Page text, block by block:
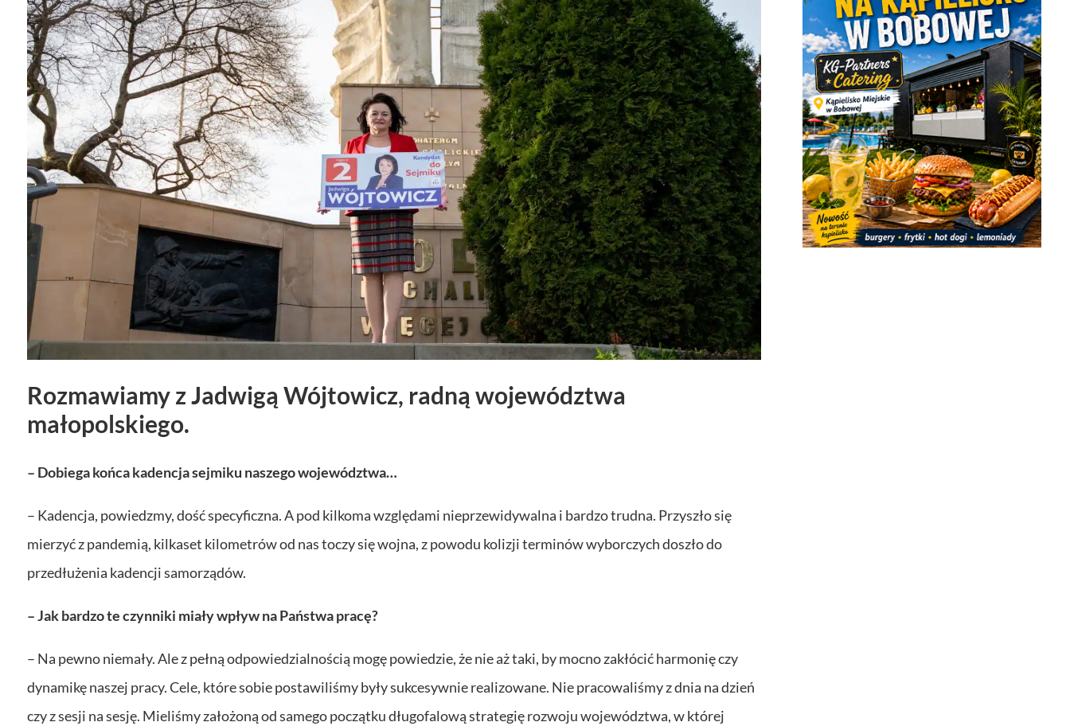
Rozmawiamy z Jadwigą Wójtowicz, radną województwa
małopolskiego.
– Dobiega końca kadencja sejmiku naszego województwa…
– Kadencja, powiedzmy, dość specyficzna. A pod kilkoma względami nieprzewidywalna i bardzo trudna. Przyszło się
mierzyć z pandemią, kilkaset kilometrów od nas toczy się wojna, z powodu kolizji terminów wyborczych doszło do
przedłużenia kadencji samorządów.
– Jak bardzo te czynniki miały wpływ na Państwa pracę?
– Na pewno niemały. Ale z pełną odpowiedzialnością mogę powiedzie, że nie aż taki, by mocno zakłócić harmonię czy
dynamikę naszej pracy. Cele, które sobie postawiliśmy były sukcesywnie realizowane. Nie pracowaliśmy z dnia na dzień
czy z sesji na sesję. Mieliśmy założoną od samego początku długofalową strategię rozwoju województwa, w której